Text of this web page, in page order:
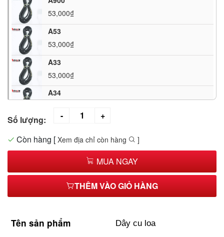
53,000₫
A53
53,000₫
A33
53,000₫
A34
53,000₫
SAP1060
158,000₫
A32
53,000₫
Số lượng:
Còn hàng [ Xem địa chỉ còn hàng ]
MUA NGAY
THÊM VÀO GIỎ HÀNG
Tên sản phẩm Dây cu loa